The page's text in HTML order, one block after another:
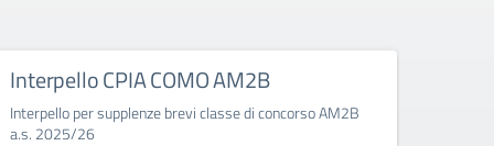
Interpello CPIA COMO AM2B
Interpello per supplenze brevi classe di concorso AM2B
a.s. 2025/26